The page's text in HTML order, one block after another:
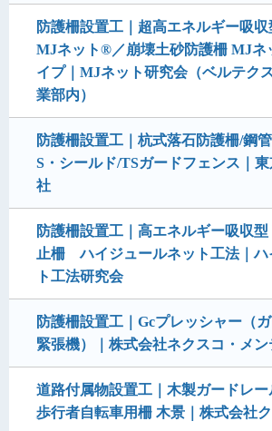
防護柵設置工｜超高エネルギー吸
MJネット®／崩壊土砂防護柵 MJネ
イプ｜MJネット研究会（ベルテク
業部内）
防護柵設置工｜杭式落石防護柵/鋼
S・シールド/TSガードフェンス｜
社
防護柵設置工｜高エネルギー吸収
止柵 ハイジュールネット工法｜ハ
ト工法研究会
防護柵設置工｜Gcプレッシャー（
緊張機）｜株式会社ネクスコ・メ
道路付属物設置工｜木製ガードレ
歩行者自転車用柵 木景｜株式会社